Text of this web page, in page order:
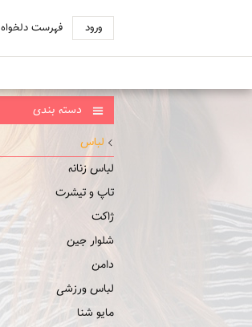
ورود فهرست دلخواه
دسته بندی
لباس
لباس زنانه
تاپ و تیشرت
ژاکت
شلوار جین
دامن
لباس ورزشی
مایو شنا